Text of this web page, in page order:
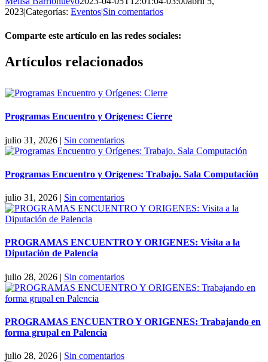
2023|Categorías: Eventos|Sin comentarios
Comparte este artículo en las redes sociales:
Facebook
X
Reddit
LinkedIn
Pinterest
Vk
Artículos relacionados
Programas Encuentro y Orígenes: Cierre
julio 31, 2026 | Sin comentarios
Programas Encuentro y Orígenes: Trabajo. Sala Computación
julio 31, 2026 | Sin comentarios
PROGRAMAS ENCUENTRO Y ORIGENES: Visita a la
Diputación de Palencia
julio 28, 2026 | Sin comentarios
PROGRAMAS ENCUENTRO Y ORIGENES: Trabajando en
forma grupal en Palencia
julio 28, 2026 | Sin comentarios